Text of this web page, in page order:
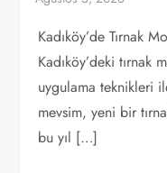
Kadıköy’de Tırnak
Kadıköy’deki tırnak
uygulama teknikleri
mevsim, yeni bir
bu yıl […]